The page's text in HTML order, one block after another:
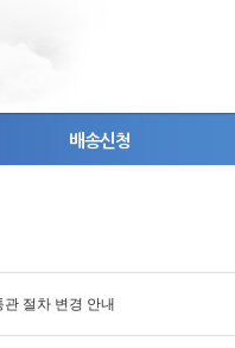
배송신청
관절차변경안내